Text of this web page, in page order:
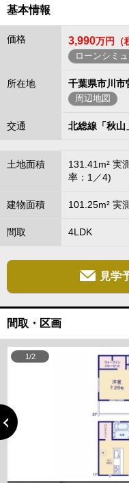
基本情報
価格 3,990万円（
ローンシミ
所在地 千葉県市川市
周辺地図
交通 北総線「秋山
土地面積
131.41m² 実
率：1／4)
建物面積 101.25m² 実測
間取 4LDK
見学
間取・区画
1/2